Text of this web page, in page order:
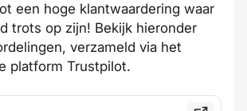
een hoge klantwaardering waar
trots op zijn! Bekijk hieronder
verzameld via het
platform Trustpilot.